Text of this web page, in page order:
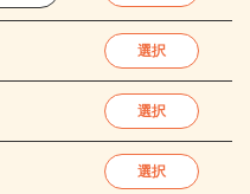
選択
選択
選択